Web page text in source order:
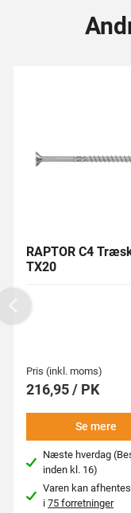
RAPTOR C4
TX20
Pris (inkl. moms)
216,95 / PK
Se mere
Næste hverdag
inden kl. 16)
Varen kan afhentes
i75 forretninger
Previous